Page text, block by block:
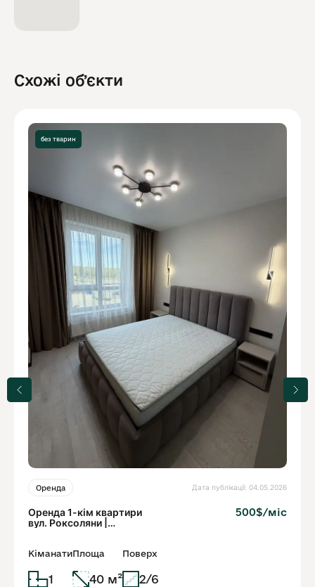
Схожі обʼєкти
без тварин
Оренда Дата публікації: 04.05.2026
Оренда 1-кім квартири
вул. Роксоляни |
500$/міс
Кіманати
1
Площа
40 м²
Поверх
2/6